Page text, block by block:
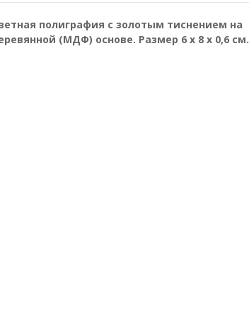
полиграфия с золотым тиснением на
(МДФ) основе. Размер 6 х 8 х 0,6 см.